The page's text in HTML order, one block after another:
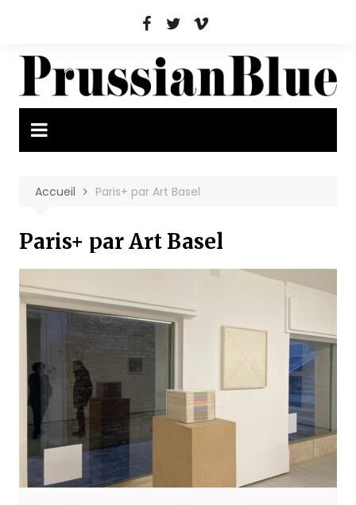
Accueil Paris+ par Art Basel
Paris+ par Art Basel